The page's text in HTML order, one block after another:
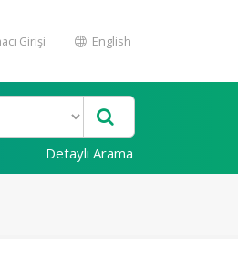
Girişi English
Detaylı Arama